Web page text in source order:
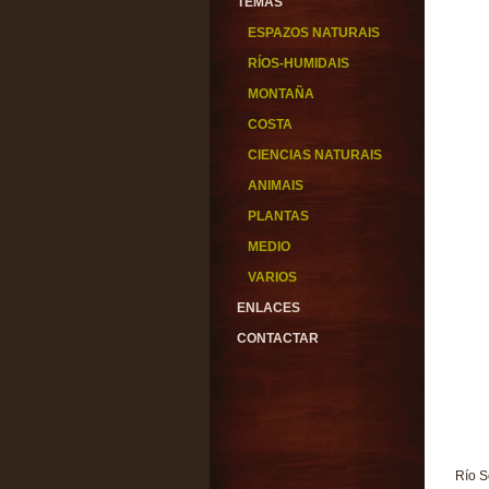
ESPAZOS NATURAIS
RÍOS-HUMIDAIS
MONTAÑA
COSTA
CIENCIAS NATURAIS
ANIMAIS
PLANTAS
MEDIO
VARIOS
ENLACES
CONTACTAR
Río